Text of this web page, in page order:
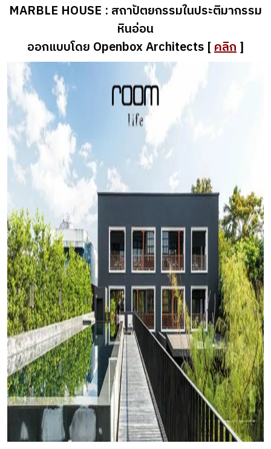
MARBLE HOUSE : สถาปัตยกรรมในประติมากรรม
หินอ่อน
ออกแบบโดย Openbox Architects [คลิก]